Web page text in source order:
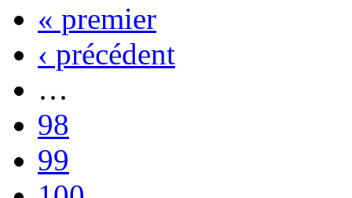
« premier
‹ précédent
…
98
99